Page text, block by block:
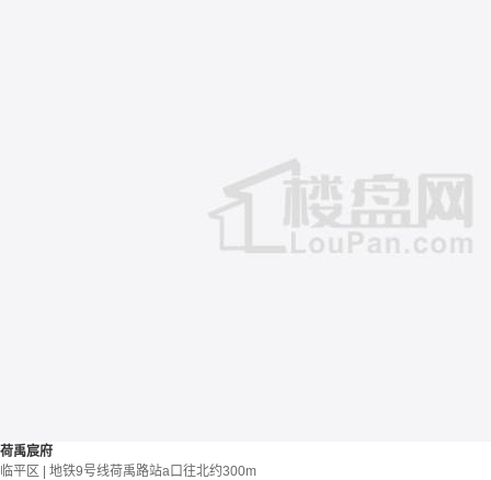
荷禹宸府
临平区 | 地铁9号线荷禹路站a口往北约300m